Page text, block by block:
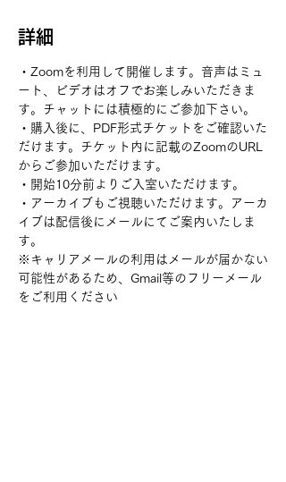
詳細
・Zoomを利用して開催します。音声はミュ
ート、ビデオはオフでお楽しみいただきま
す。チャットには積極的にご参加下さい。
・購入後に、PDF形式チケットをご確認いた
だけます。チケット内に記載のZoomのURL
からご参加いただけます。
・開始10分前よりご入室いただけます。
・アーカイブもご視聴いただけます。アーカ
イブは配信後にメールにてご案内いたしま
す。
※キャリアメールの利用はメールが届かない
可能性があるため、Gmail等のフリーメール
をご利用ください